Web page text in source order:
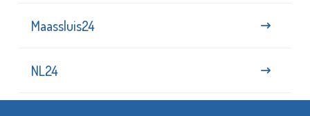
Maassluis24
NL24